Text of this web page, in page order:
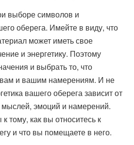
выборе символов и
оберега. Имейте в виду, что
может иметь свое
и энергетику. Поэтому
и выбрать то, что
и вашим намерениям. И не
вашего оберега зависит от
эмоций и намерений.
тому, как вы относитесь к
и что вы помещаете в него.